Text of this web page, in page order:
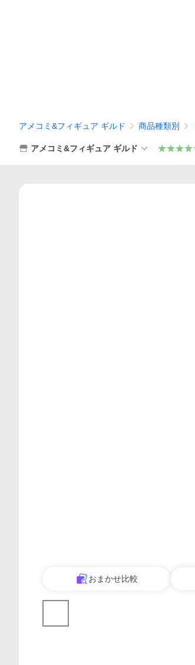
アメコミ&フィギュア ギルド 商品種類別
アメコミ&フィギュア ギルド
おまかせ比較